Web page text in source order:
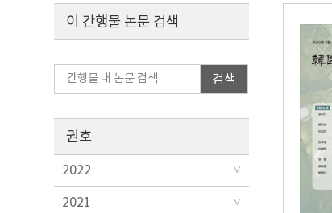
이 간행물 논문 검색
검색
권호
2022
2021